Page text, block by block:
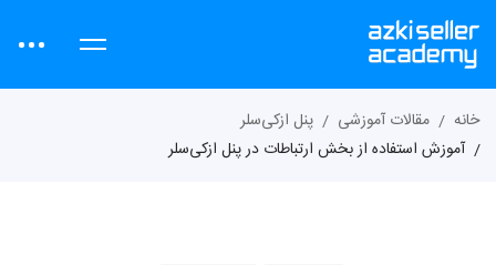
خانه مقالات آموزشی
پنل ازکی‌سلر
آموزش استفاده از بخش ارتباطات در پنل ازکی‌سلر